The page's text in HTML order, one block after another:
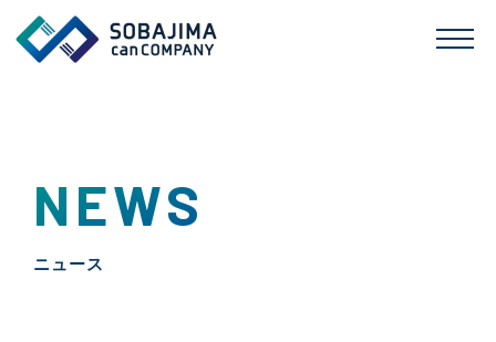
NEWS
ニュース